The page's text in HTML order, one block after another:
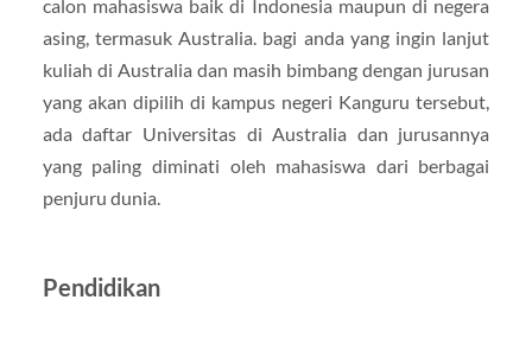
calon mahasiswa baik di Indonesia maupun di negera
asing, termasuk Australia. bagi anda yang ingin lanjut
kuliah di Australia dan masih bimbang dengan jurusan
yang akan dipilih di kampus negeri Kanguru tersebut,
ada daftar Universitas di Australia dan jurusannya
yang paling diminati oleh mahasiswa dari berbagai
penjuru dunia.
Pendidikan